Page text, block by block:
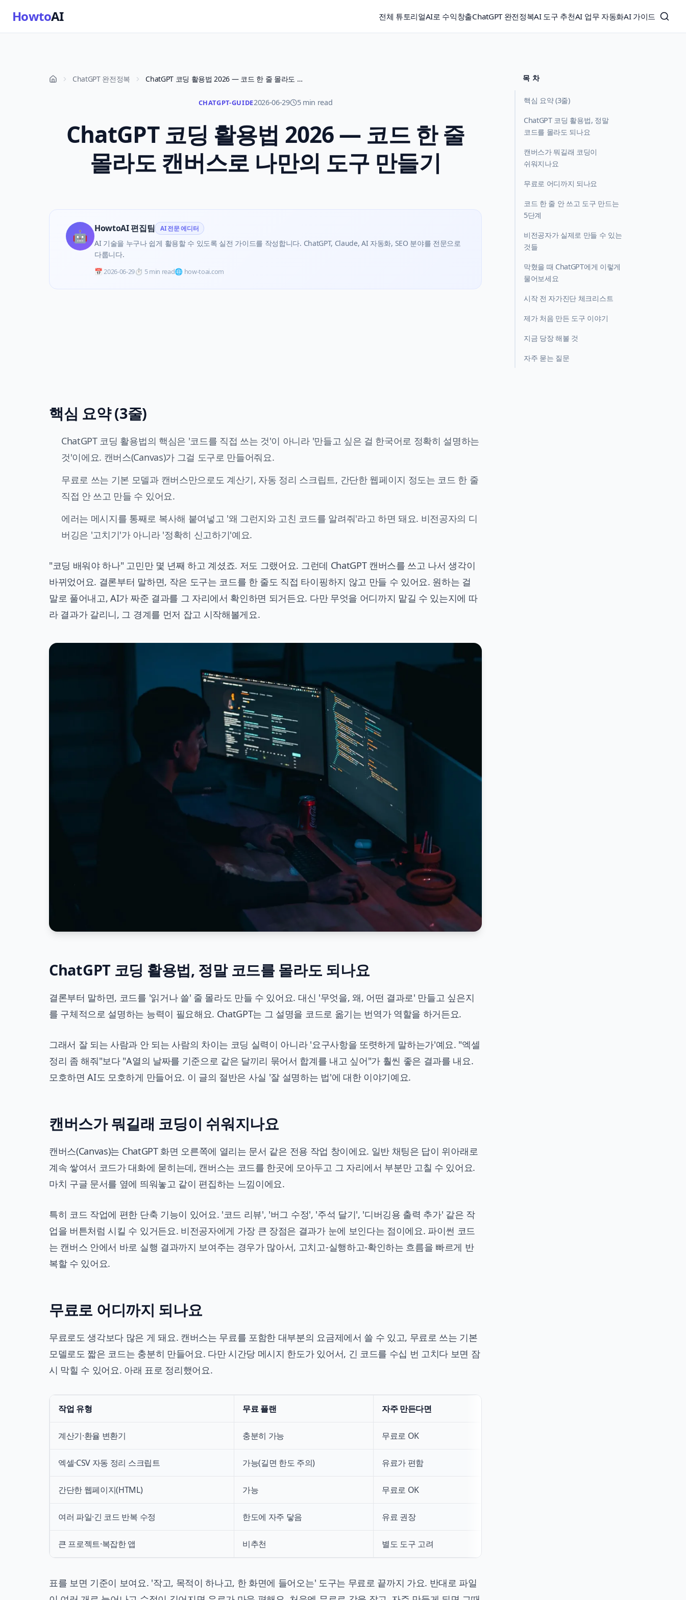
HowtoAI 전체 튜토리얼AI로 수익창출ChatGPT 완전정복AI 도구 추천AI 업무 자동화AI 가이드
ChatGPT 완전정복 ChatGPT 코딩 활용법 2026 — 코드 한 줄 몰라도 캔버스로 나만의 도구 만들기
CHATGPT-GUIDE2026-06-29 5 min read
ChatGPT 코딩 활용법 2026 — 코드 한 줄
몰라도 캔버스로 나만의 도구 만들기
🤖 HowtoAI 편집팀 AI 전문 에디터
AI 기술을 누구나 쉽게 활용할 수 있도록 실전 가이드를 작성합니다. ChatGPT, Claude, AI 자동화, SEO 분야를 전문으로
다룹니다.
📅2026-06-29⏱️ 5 min read🌐 how-toai.com
핵심 요약 (3줄)
ChatGPT 코딩 활용법의 핵심은 '코드를 직접 쓰는 것'이 아니라 '만들고 싶은 걸 한국어로 정확히 설명하는
것'이에요. 캔버스(Canvas)가 그걸 도구로 만들어줘요.
무료로 쓰는 기본 모델과 캔버스만으로도 계산기, 자동 정리 스크립트, 간단한 웹페이지 정도는 코드 한 줄
직접 안 쓰고 만들 수 있어요.
에러는 메시지를 통째로 복사해 붙여넣고 '왜 그런지와 고친 코드를 알려줘'라고 하면 돼요. 비전공자의 디
버깅은 '고치기'가 아니라 '정확히 신고하기'예요.
"코딩 배워야 하나" 고민만 몇 년째 하고 계셨죠. 저도 그랬어요. 그런데 ChatGPT 캔버스를 쓰고 나서 생각이
바뀌었어요. 결론부터 말하면, 작은 도구는 코드를 한 줄도 직접 타이핑하지 않고 만들 수 있어요. 원하는 걸
말로 풀어내고, AI가 짜준 결과를 그 자리에서 확인하면 되거든요. 다만 무엇을 어디까지 맡길 수 있는지에 따
라 결과가 갈리니, 그 경계를 먼저 잡고 시작해볼게요.
ChatGPT 코딩 활용법, 정말 코드를 몰라도 되나요
결론부터 말하면, 코드를 '읽거나 쓸' 줄 몰라도 만들 수 있어요. 대신 '무엇을, 왜, 어떤 결과로' 만들고 싶은지
를 구체적으로 설명하는 능력이 필요해요. ChatGPT는 그 설명을 코드로 옮기는 번역가 역할을 하거든요.
그래서 잘 되는 사람과 안 되는 사람의 차이는 코딩 실력이 아니라 '요구사항을 또렷하게 말하는가'예요. "엑셀
정리 좀 해줘"보다 "A열의 날짜를 기준으로 같은 달끼리 묶어서 합계를 내고 싶어"가 훨씬 좋은 결과를 내요.
모호하면 AI도 모호하게 만들어요. 이 글의 절반은 사실 '잘 설명하는 법'에 대한 이야기예요.
캔버스가 뭐길래 코딩이 쉬워지나요
캔버스(Canvas)는 ChatGPT 화면 오른쪽에 열리는 문서 같은 전용 작업 창이에요. 일반 채팅은 답이 위아래로
계속 쌓여서 코드가 대화에 묻히는데, 캔버스는 코드를 한곳에 모아두고 그 자리에서 부분만 고칠 수 있어요.
마치 구글 문서를 옆에 띄워놓고 같이 편집하는 느낌이에요.
특히 코드 작업에 편한 단축 기능이 있어요. '코드 리뷰', '버그 수정', '주석 달기', '디버깅용 출력 추가' 같은 작
업을 버튼처럼 시킬 수 있거든요. 비전공자에게 가장 큰 장점은 결과가 눈에 보인다는 점이에요. 파이썬 코드
는 캔버스 안에서 바로 실행 결과까지 보여주는 경우가 많아서, 고치고-실행하고-확인하는 흐름을 빠르게 반
복할 수 있어요.
무료로 어디까지 되나요
무료로도 생각보다 많은 게 돼요. 캔버스는 무료를 포함한 대부분의 요금제에서 쓸 수 있고, 무료로 쓰는 기본
모델로도 짧은 코드는 충분히 만들어요. 다만 시간당 메시지 한도가 있어서, 긴 코드를 수십 번 고치다 보면 잠
시 막힐 수 있어요. 아래 표로 정리했어요.
작업 유형 무료 플랜 자주 만든다면
계산기·환율 변환기 충분히 가능 무료로 OK
엑셀·CSV 자동 정리 스크립트 가능(길면 한도 주의) 유료가 편함
간단한 웹페이지(HTML) 가능 무료로 OK
여러 파일·긴 코드 반복 수정 한도에 자주 닿음 유료 권장
큰 프로젝트·복잡한 앱 비추천 별도 도구 고려
표를 보면 기준이 보여요. '작고, 목적이 하나고, 한 화면에 들어오는' 도구는 무료로 끝까지 가요. 반대로 파일
목 차
핵심 요약 (3줄)
ChatGPT 코딩 활용법, 정말
코드를 몰라도 되나요
캔버스가 뭐길래 코딩이
쉬워지나요
무료로 어디까지 되나요
코드 한 줄 안 쓰고 도구 만드는
5단계
비전공자가 실제로 만들 수 있는
것들
막혔을 때 ChatGPT에게 이렇게
물어보세요
시작 전 자가진단 체크리스트
제가 처음 만든 도구 이야기
지금 당장 해볼 것
자주 묻는 질문